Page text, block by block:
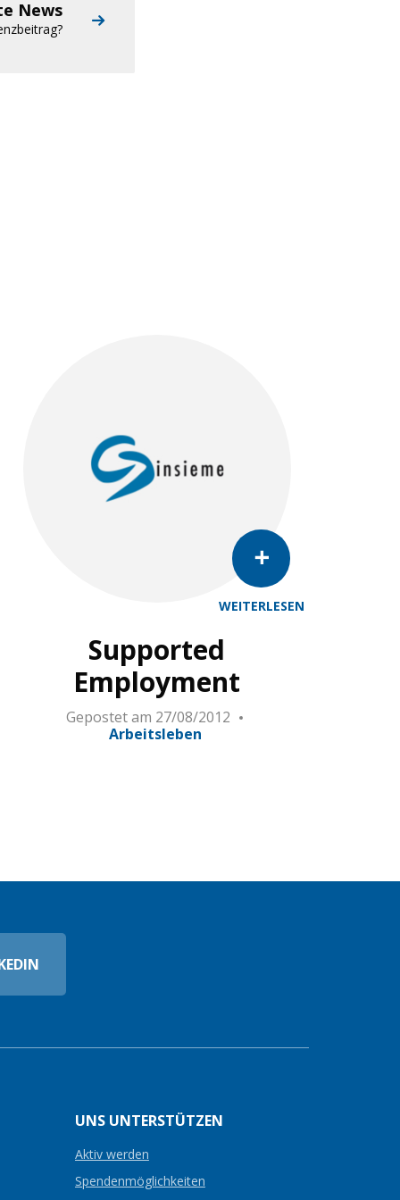
News
WEITERLESEN
Supported
Employment
Gepostet am 27/08/2012
Arbeitsleben
UNS UNTERSTÜTZEN
Aktiv werden
Spendenmöglichkeiten